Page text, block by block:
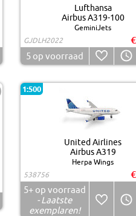
Lufthansa
Airbus A319-100
GeminiJets
GJDLH2022
5op voorraad
1:500
United Airlines
Airbus A319
Herpa Wings
538756
5+op voorraad
- Laatste
exemplaren!